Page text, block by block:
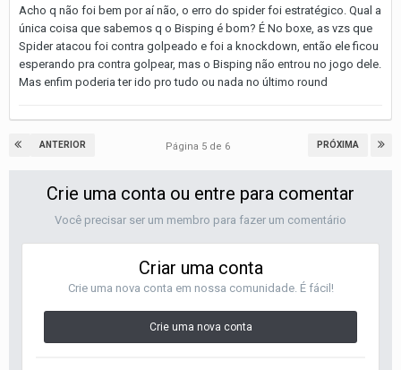
Acho q não foi bem por aí não, o erro do spider foi estratégico. Qual a
única coisa que sabemos q o Bisping é bom? É No boxe, as vzs que
Spider atacou foi contra golpeado e foi a knockdown, então ele ficou
esperando pra contra golpear, mas o Bisping não entrou no jogo dele.
Mas enfim poderia ter ido pro tudo ou nada no último round
ANTERIOR PRÓXIMA
Página 5 de 6
Crie uma conta ou entre para comentar
Você precisar ser um membro para fazer um comentário
Criar uma conta
Crie uma nova conta em nossa comunidade. É fácil!
Crie uma nova conta